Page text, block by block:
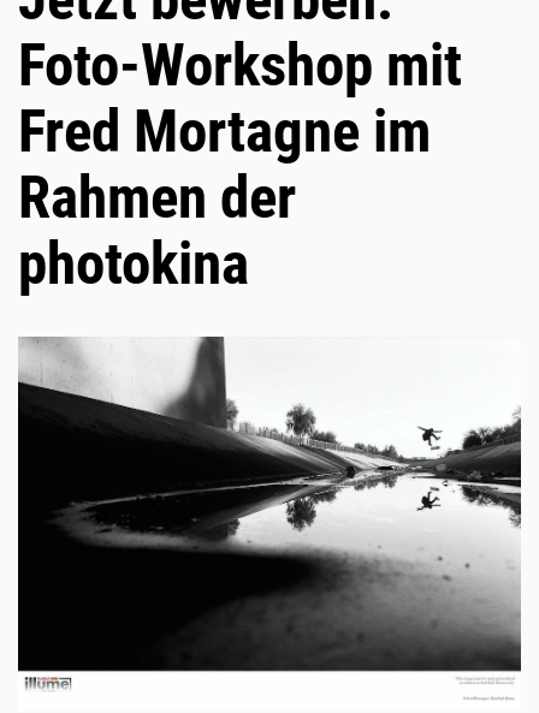
Foto-Workshop mit
Fred Mortagne im
Rahmen der
photokina